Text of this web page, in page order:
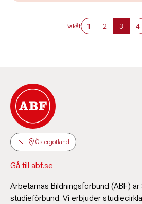
Bakåt 1 2 3 4
Östergötland
Gå till abf.se
Arbetarnas Bildningsförbund (ABF)
studieförbund. Vi erbjuder